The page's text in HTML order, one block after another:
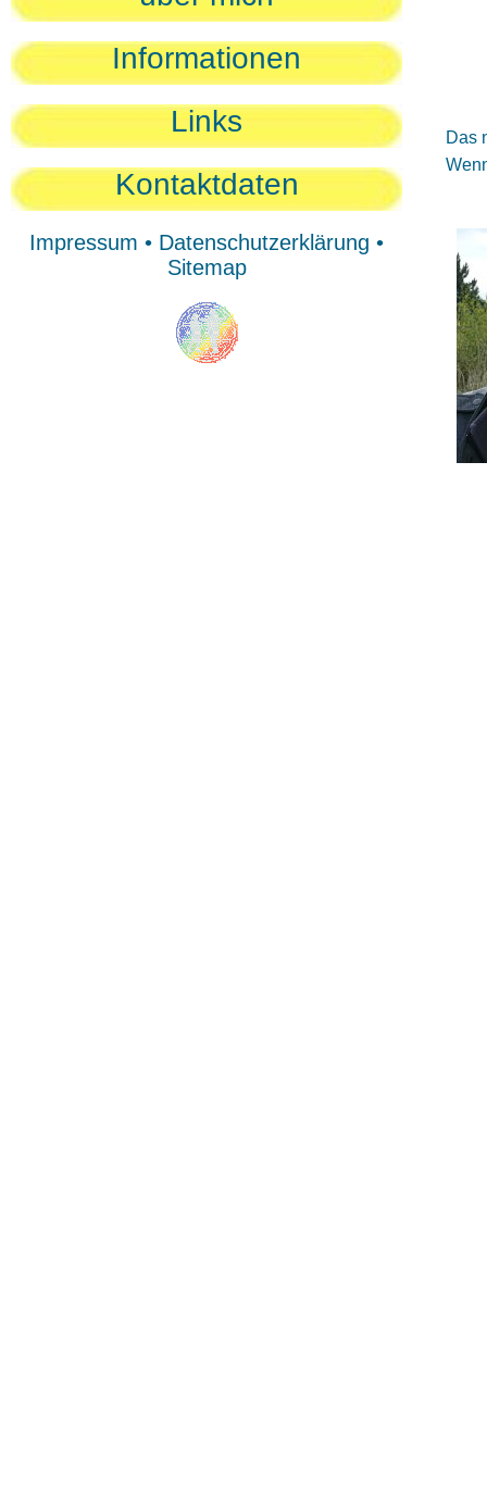
Informationen
Links
Kontaktdaten
Impressum • Datenschutzerklärung •
Sitemap
Das